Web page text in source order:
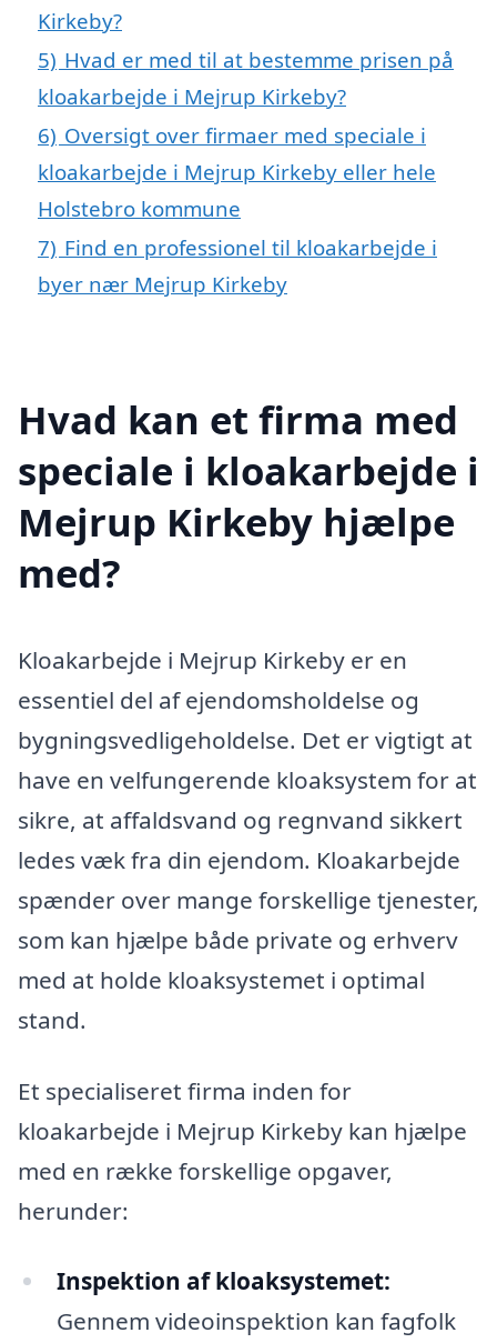
Kirkeby?
5) Hvad er med til at bestemme prisen på
kloakarbejde i Mejrup Kirkeby?
6) Oversigt over firmaer med speciale i
kloakarbejde i Mejrup Kirkeby eller hele
Holstebro kommune
7) Find en professionel til kloakarbejde i
byer nær Mejrup Kirkeby
Hvad kan et firma med
speciale i kloakarbejde i
Mejrup Kirkeby hjælpe
med?
Kloakarbejde i Mejrup Kirkeby er en
essentiel del af ejendomsholdelse og
bygningsvedligeholdelse. Det er vigtigt at
have en velfungerende kloaksystem for at
sikre, at affaldsvand og regnvand sikkert
ledes væk fra din ejendom. Kloakarbejde
spænder over mange forskellige tjenester,
som kan hjælpe både private og erhverv
med at holde kloaksystemet i optimal
stand.
Et specialiseret firma inden for
kloakarbejde i Mejrup Kirkeby kan hjælpe
med en række forskellige opgaver,
herunder:
Inspektion af kloaksystemet:
Gennem videoinspektion kan fagfolk